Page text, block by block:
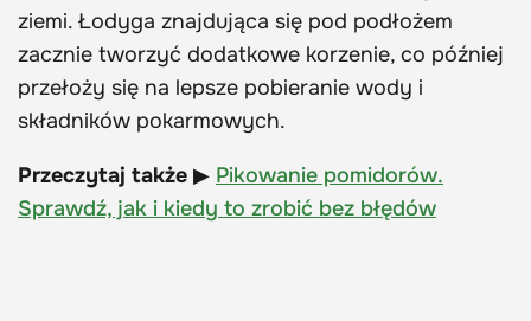
ziemi. Łodyga znajdująca się pod podłożem
zacznie tworzyć dodatkowe korzenie, co później
przełoży się na lepsze pobieranie wody i
składników pokarmowych.
Przeczytaj także ▶ Pikowanie pomidorów.
Sprawdź, jak i kiedy to zrobić bez błędów